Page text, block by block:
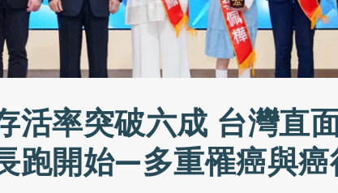
活率突破六成 台灣直
跑開始—多重罹癌與